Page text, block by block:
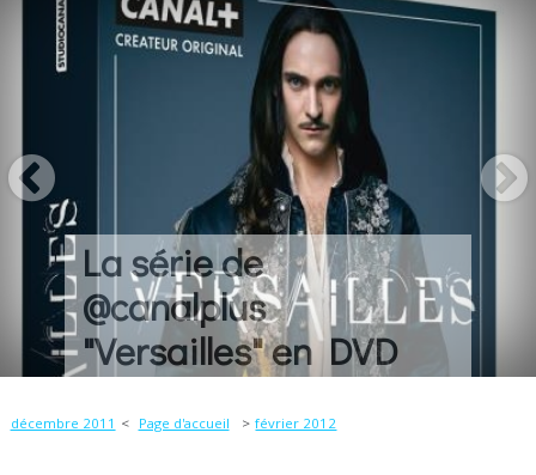
La série de
@canalplus
"Versailles" en DVD
décembre 2011 Page d'accueil février 2012